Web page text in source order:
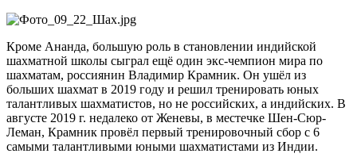
Кроме Ананда, большую роль в становлении индийской
шахматной школы сыграл ещё один экс-чемпион мира по
шахматам, россиянин Владимир Крамник. Он ушёл из
больших шахмат в 2019 году и решил тренировать юных
талантливых шахматистов, но не российских, а индийских. В
августе 2019 г. недалеко от Женевы, в местечке Шен-Сюр-
Леман, Крамник провёл первый тренировочный сбор с 6
самыми талантливыми юными шахматистами из Индии.